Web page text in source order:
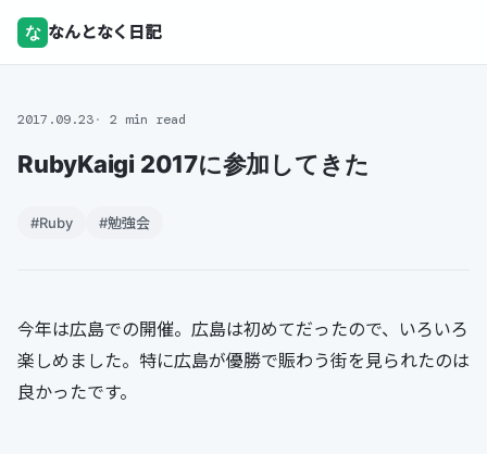
な なんとなく日記
2017.09.23 2 min read
RubyKaigi 2017に参加してきた
#Ruby #勉強会
今年は広島での開催。広島は初めてだったので、いろいろ
楽しめました。特に広島が優勝で賑わう街を見られたのは
良かったです。